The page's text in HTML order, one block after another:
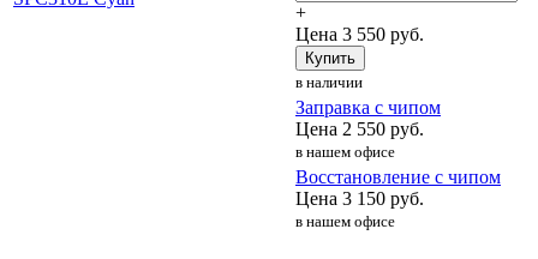
+
Цена 3 550 руб.
Купить
в наличии
Заправка с чипом
Цена 2 550 руб.
в нашем офисе
Восстановление с чипом
Цена 3 150 руб.
в нашем офисе